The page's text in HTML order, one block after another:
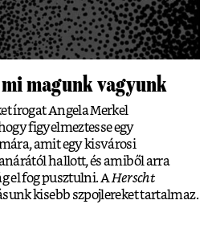
magunk vagyunk
írogat Angela Merkel
figyelmeztesse egy
amit egy kisvárosi
hallott, és amiből arra
el fog pusztulni. A Herscht
kisebb szpojlereket tartalmaz.